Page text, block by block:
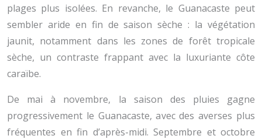
plages plus isolées. En revanche, le Guanacaste peut
sembler aride en fin de saison sèche : la végétation
jaunit, notamment dans les zones de forêt tropicale
sèche, un contraste frappant avec la luxuriante côte
caraïbe.
De mai à novembre, la saison des pluies gagne
progressivement le Guanacaste, avec des averses plus
fréquentes en fin d’après-midi. Septembre et octobre